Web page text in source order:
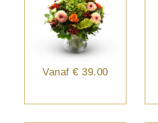
Vanaf € 39.00